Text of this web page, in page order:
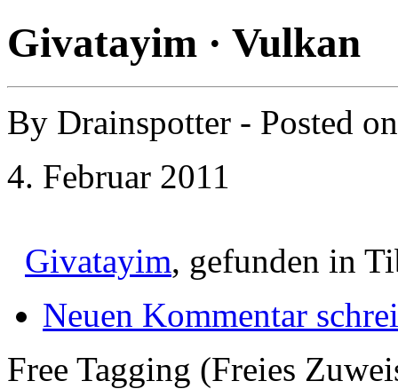
Givatayim · Vulkan
By Drainspotter - Posted
4. Februar 2011
Givatayim, gefunden in
Neuen Kommentar
Free Tagging (Freies